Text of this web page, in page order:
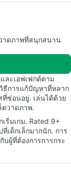
าดภาพที่สนุกสนาน
ละเอฟเฟกต์ตาม
ธีการแก้ปัญหาที่หลาก
ซ่อนอยู่. เล่นได้ด้วย
ตวาดภาพ.
ริ่มเกม. Rated 9+
เด็กเล็กมากนัก. การ
ผู้ที่ต้องการการกระ